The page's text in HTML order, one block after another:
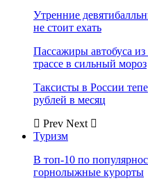
Утренние
не стоит ехать
Пассажиры автобуса из
трассе в сильный мороз
Таксисты в России
рублей в месяц
Prev Next
Туризм
В топ-10 по
горнолыжные курорты